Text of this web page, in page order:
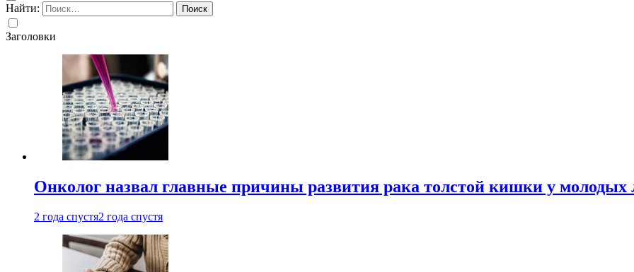
Найти:
Заголовки
Онколог назвал главные причины развития рака толстой кишки у молодых
2 года спустя2 года спустя